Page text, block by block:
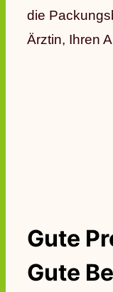
die
Ärztin, Ihren
Gute
Gute